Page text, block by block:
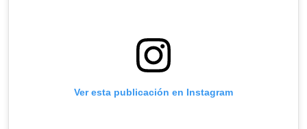
Ver esta publicación en Instagram